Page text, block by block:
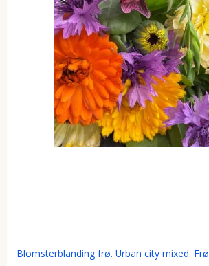
Blomsterblanding frø. Urban city mixed. Frø